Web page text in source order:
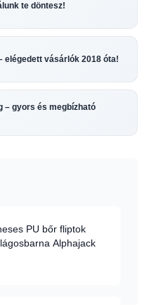
te döntesz!
elégedett vásárlók 2018 óta!
– gyors és megbízható
PU bőr fliptok
Alphajack